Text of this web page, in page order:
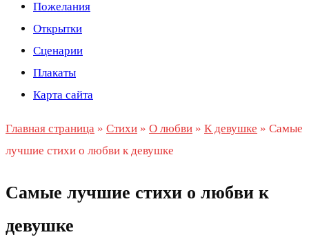
Пожелания
Открытки
Сценарии
Плакаты
Карта сайта
Главная страница » Стихи » О любви » К девушке » Самые
лучшие стихи о любви к девушке
Самые лучшие стихи о любви к
девушке